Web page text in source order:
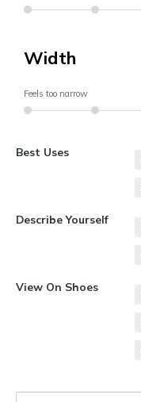
Width
Feels too narrow
Best Uses
Describe Yourself
View On Shoes